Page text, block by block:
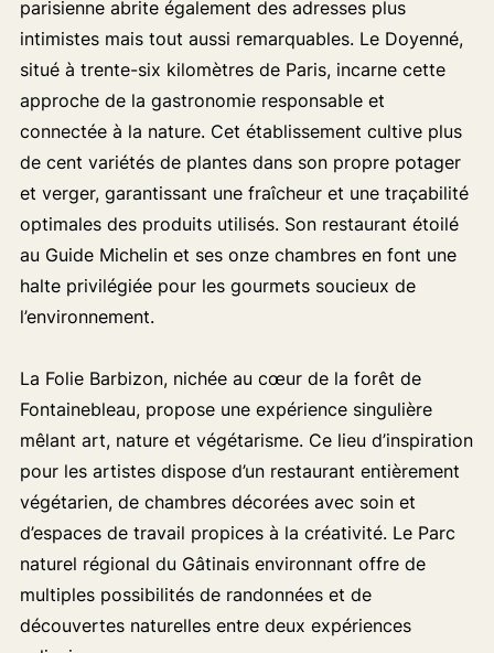
parisienne abrite également des adresses plus
intimistes mais tout aussi remarquables. Le Doyenné,
situé à trente-six kilomètres de Paris, incarne cette
approche de la gastronomie responsable et
connectée à la nature. Cet établissement cultive plus
de cent variétés de plantes dans son propre potager
et verger, garantissant une fraîcheur et une traçabilité
optimales des produits utilisés. Son restaurant étoilé
au Guide Michelin et ses onze chambres en font une
halte privilégiée pour les gourmets soucieux de
l’environnement.
La Folie Barbizon, nichée au cœur de la forêt de
Fontainebleau, propose une expérience singulière
mêlant art, nature et végétarisme. Ce lieu d’inspiration
pour les artistes dispose d’un restaurant entièrement
végétarien, de chambres décorées avec soin et
d’espaces de travail propices à la créativité. Le Parc
naturel régional du Gâtinais environnant offre de
multiples possibilités de randonnées et de
découvertes naturelles entre deux expériences